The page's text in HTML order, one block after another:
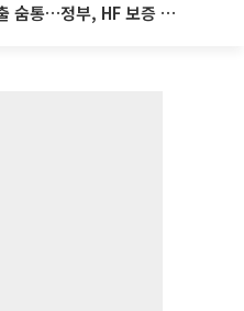
재건축·재개발 이주비 대출 숨통…정부, HF 보증 신설 추진